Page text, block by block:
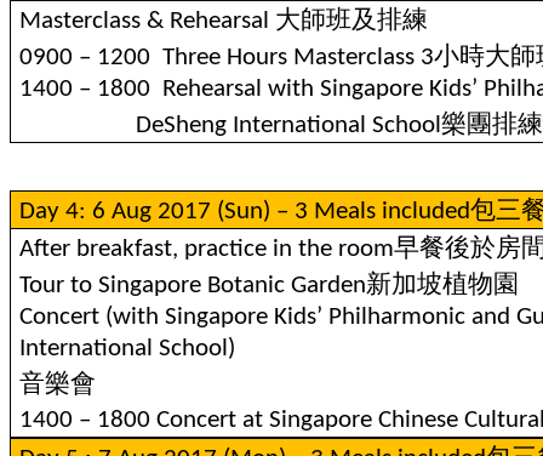
Masterclass & Rehearsal 大師班及排練
0900 – 1200 Three Hours Masterclass 3小時大師
1400 – 1800 Rehearsal with Singapore Kids’
DeSheng International School樂團排練
Day 4: 6 Aug 2017 (Sun) – 3 Meals included包三
After breakfast, practice in the room早餐後於房
Tour to Singapore Botanic Garden新加坡植物園
Concert (with Singapore Kids’ Philharmonic and
International School)
音樂會
1400 – 1800 Concert at Singapore Chinese